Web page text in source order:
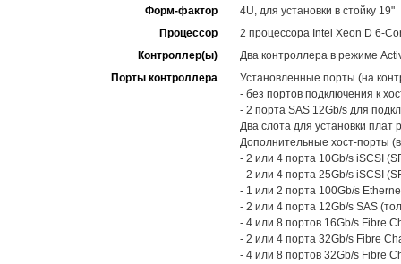
Форм-фактор
4U, для установки в стойку 19"
Процессор
2 процессора Intel Xeon D 6-
Контроллер(ы)
Два контроллера в режиме
Порты контроллера
Установленные порты (на
- без портов подключения к
- 2 порта SAS 12Gb/s для
Два слота для установки
Дополнительные хост-порты
- 2 или 4 порта 10Gb/s iSCSI
- 2 или 4 порта 25Gb/s iSCSI
- 1 или 2 порта 100Gb/s
- 2 или 4 порта 12Gb/s SAS
- 4 или 8 портов 16Gb/s Fibre
- 2 или 4 порта 32Gb/s Fibre
- 4 или 8 портов 32Gb/s Fibre